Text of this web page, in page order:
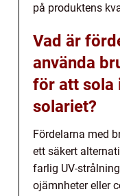
på produktens
Vad är
använda
för att sola
solariet?
Fördelarna med
ett säkert
farlig UV-
ojämnheter eller